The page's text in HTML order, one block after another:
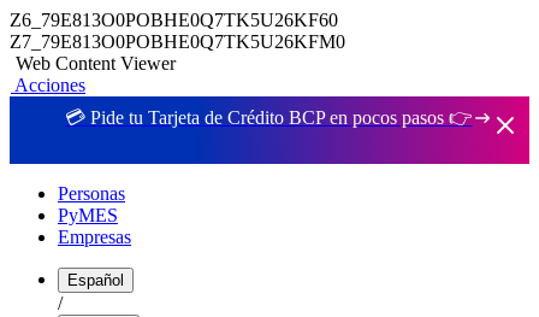
Z6_79E813O0POBHE0Q7TK5U26KF60
Z7_79E813O0POBHE0Q7TK5U26KFM0
Web Content Viewer
Acciones
💳 Pide tu Tarjeta de Crédito BCP en pocos pasos 👉
Personas
PyMES
Empresas
Español
/